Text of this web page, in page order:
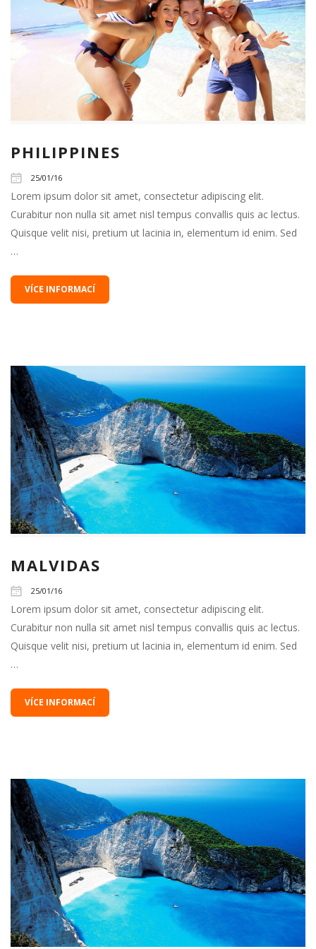
PHILIPPINES
25/01/16
Lorem ipsum dolor sit amet, consectetur adipiscing elit.
Curabitur non nulla sit amet nisl tempus convallis quis ac lectus.
Quisque velit nisi, pretium ut lacinia in, elementum id enim. Sed
…
VÍCE INFORMACÍ
MALVIDAS
25/01/16
Lorem ipsum dolor sit amet, consectetur adipiscing elit.
Curabitur non nulla sit amet nisl tempus convallis quis ac lectus.
Quisque velit nisi, pretium ut lacinia in, elementum id enim. Sed
…
VÍCE INFORMACÍ